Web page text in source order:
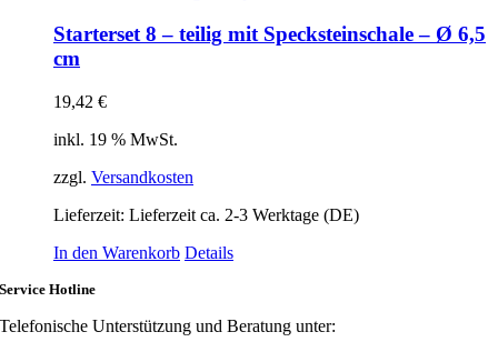
Starterset 8 – teilig mit Specksteinschale – Ø 6,5
cm
19,42 €
inkl. 19 % MwSt.
zzgl. Versandkosten
Lieferzeit: Lieferzeit ca. 2-3 Werktage (DE)
In den Warenkorb Details
Service Hotline
Telefonische Unterstützung und Beratung unter: